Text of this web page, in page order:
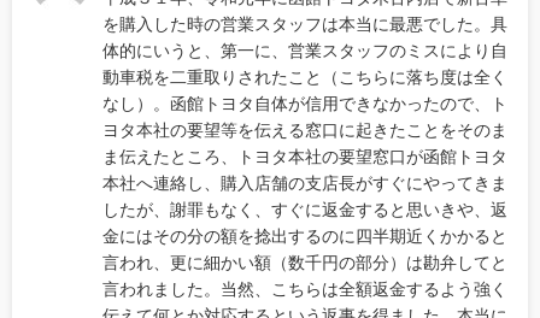
を購入した時の営業スタッフは本当に最悪でした。具
体的にいうと、第一に、営業スタッフのミスにより自
動車税を二重取りされたこと（こちらに落ち度は全く
なし）。函館トヨタ自体が信用できなかったので、ト
ヨタ本社の要望等を伝える窓口に起きたことをそのま
ま伝えたところ、トヨタ本社の要望窓口が函館トヨタ
本社へ連絡し、購入店舗の支店長がすぐにやってきま
したが、謝罪もなく、すぐに返金すると思いきや、返
金にはその分の額を捻出するのに四半期近くかかると
言われ、更に細かい額（数千円の部分）は勘弁してと
言われました。当然、こちらは全額返金するよう強く